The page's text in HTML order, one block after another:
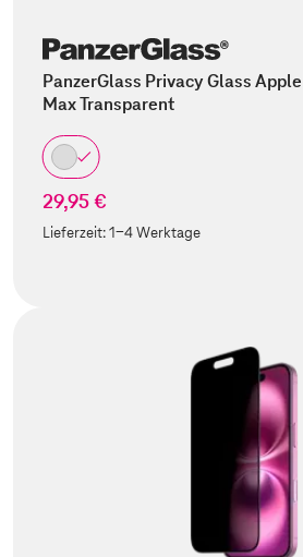
PanzerGlass Privacy Glass
Max Transparent
29,95 €
Lieferzeit:1-4 Werktage